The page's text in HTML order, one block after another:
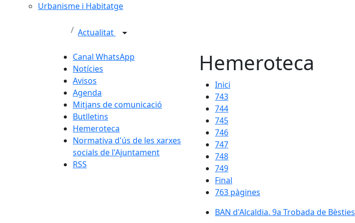
Urbanisme i Habitatge
Actualitat
Canal WhatsApp
Notícies
Avisos
Agenda
Mitjans de comunicació
Butlletins
Hemeroteca
Normativa d'ús de les xarxes
socials de l'Ajuntament
RSS
Hemeroteca
Inici
743
744
745
746
747
748
749
Final
763 pàgines
BAN d'Alcaldia. 9a Trobada de Bèsties
BAN d'Alcaldia. 9a Trobada de Bèsties